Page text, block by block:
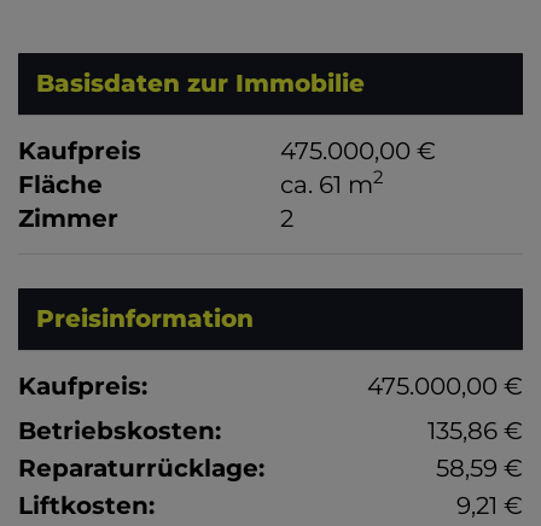
Basisdaten zur Immobilie
Kaufpreis
475.000,00 €
Fläche
ca. 61 m2
Zimmer 2
Preisinformation
Kaufpreis:
475.000,00 €
Betriebskosten:
135,86 €
Reparaturrücklage:
58,59 €
Liftkosten:
9,21 €